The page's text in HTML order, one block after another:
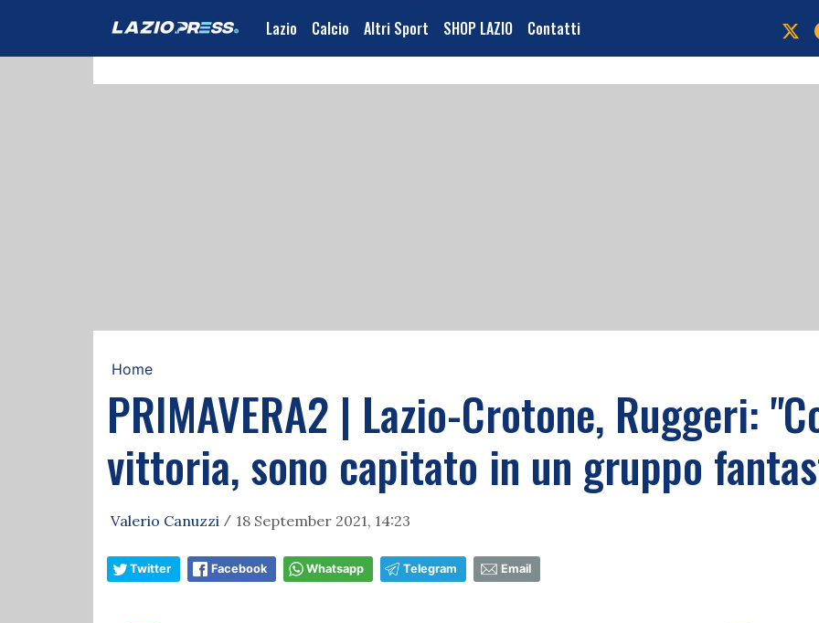
Lazio Calcio Altri Sport SHOP LAZIO Contatti
Home
PRIMAVERA2 | Lazio-Crotone, Ruggeri:
vittoria, sono capitato in un gruppo
Valerio Canuzzi / 18 September 2021, 14:23
Twitter Facebook Whatsapp Telegram Email